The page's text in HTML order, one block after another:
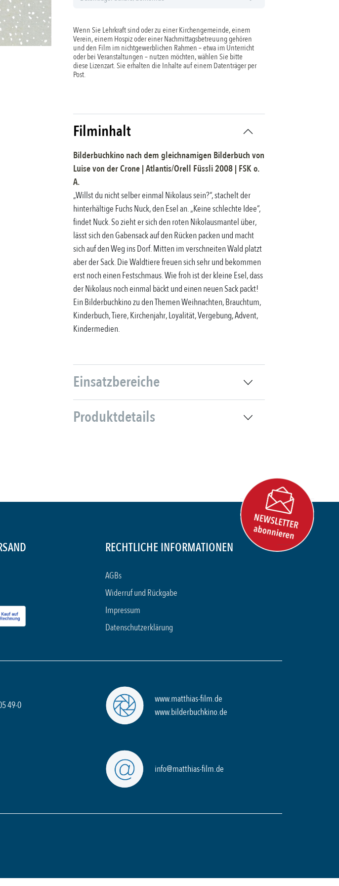
Wenn Sie Lehrkraft sind oder zu einer Kirchengemeinde, einem
Verein, einem Hospiz oder einer Nachmittagsbetreuung gehören
und den Film im nichtgewerblichen Rahmen – etwa im Unterricht
oder bei Veranstaltungen – nutzen möchten, wählen Sie bitte
diese Lizenzart. Sie erhalten die Inhalte auf einem Datenträger per
Post.
Filminhalt
Bilderbuchkino nach dem gleichnamigen Bilderbuch von
Luise von der Crone| Atlantis/Orell Füssli2008| FSKo.
A.
„Willst du nicht selber einmal Nikolaus sein?“, stachelt der
hinterhältige Fuchs Nuck, den Esel an. „Keine schlechte Idee“,
findet Nuck. So zieht er sich den roten Nikolausmantel über,
lässt sich den Gabensack auf den Rücken packen und macht
sich auf den Weg ins Dorf. Mitten im verschneiten Wald platzt
aber der Sack. Die Waldtiere freuen sich sehr und bekommen
erst noch einen Festschmaus. Wie froh ist der kleine Esel, dass
der Nikolaus noch einmal bäckt und einen neuen Sack packt!
Ein Bilderbuchkino zu den Themen Weihnachten, Brauchtum,
Kinderbuch, Tiere, Kirchenjahr, Loyalität, Vergebung, Advent,
Kindermedien.
Einsatzbereiche
Produktdetails
RECHTLICHE INFORMATIONEN
AGBs
Widerruf und Rückgabe
Impressum
Datenschutzerklärung
49-0
www.matthias-film.de
www.bilderbuchkino.de
info@matthias-film.de